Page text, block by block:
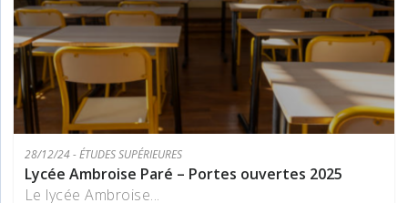
28/12/24 - ÉTUDES SUPÉRIEURES
Lycée Ambroise Paré – Portes ouvertes 2025
Le lycée Ambroise...